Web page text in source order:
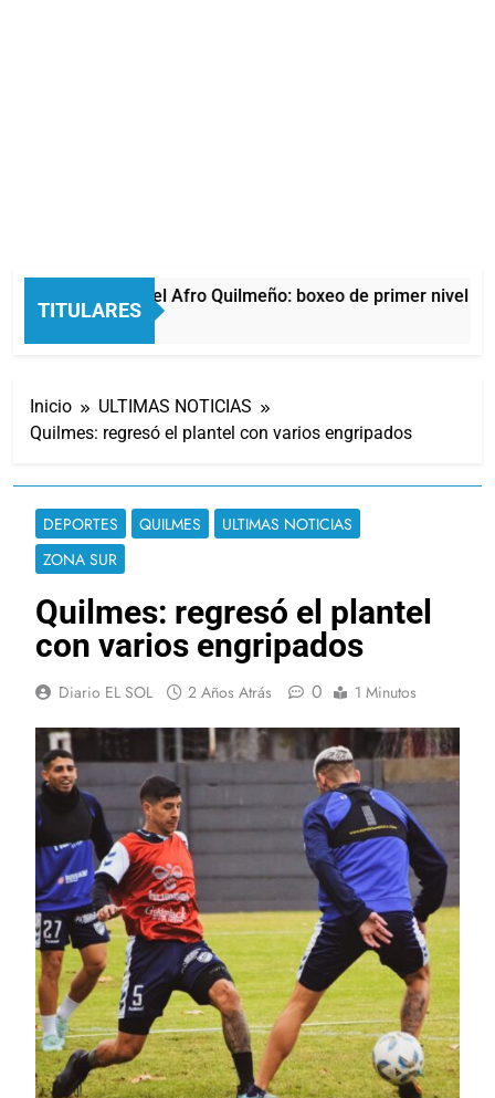
TITULARES
La noche del Afro Quilmeño: boxeo de primer nivel en
1 Hora Atrás
Inicio
ULTIMAS NOTICIAS
Quilmes: regresó el plantel con varios engripados
DEPORTES QUILMES
ULTIMAS NOTICIAS
ZONA SUR
Quilmes: regresó el plantel
con varios engripados
Diario EL SOL 2 Años Atrás 0 1 Minutos